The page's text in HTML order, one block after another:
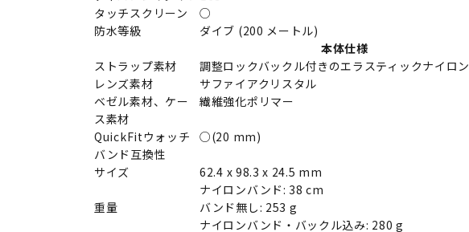
タッチスクリーン
○
防水等級
ダイブ (200 メートル)
本体仕様
ストラップ素材
調整ロックバックル付きのエラスティックナイロン
レンズ素材
サファイアクリスタル
ベゼル素材、ケー
ス素材
繊維強化ポリマー
QuickFitウォッチ
バンド互換性
○(20 mm)
サイズ
62.4 x 98.3 x 24.5 mm
ナイロンバンド: 38 cm
重量
バンド無し: 253 g
ナイロンバンド・バックル込み: 280 g